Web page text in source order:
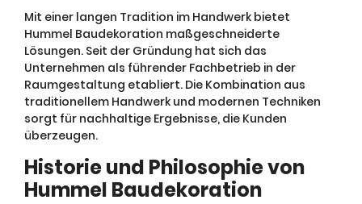
Mit einer langen Tradition im Handwerk bietet
Hummel Baudekoration maßgeschneiderte
Lösungen. Seit der Gründung hat sich das
Unternehmen als führender Fachbetrieb in der
Raumgestaltung etabliert. Die Kombination aus
traditionellem Handwerk und modernen Techniken
sorgt für nachhaltige Ergebnisse, die Kunden
überzeugen.
Historie und Philosophie von
Hummel Baudekoration